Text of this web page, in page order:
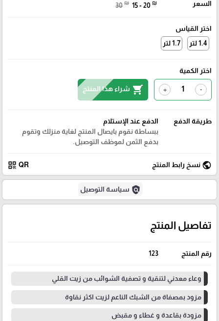
السعر 30 ₪ 15 - 20 ₪
اختر القياس
1.4 لتر
1.7 لتر
اختر الكمية
-
+
shopping_cart شراء هذا المنتج
طريقة الدفع
الدفع عند الإستلام
ببساطة نقوم بايصال المنتج لغاية منزلك وتقوم
بدفع الثمن لموظف التوصيل.
public نسخ رابط المنتج QR
qr_code
policy سياسة التوصيل
تفاصيل المنتج
رقم المنتج 123
وعاء معدني لتنقية و تصفية الشوائب من زيت القلي
مزود بمصفاة من الشبك الناعم لزيت اكثر نقاوة
مزودة بقاعدة و غطاء و مقبض